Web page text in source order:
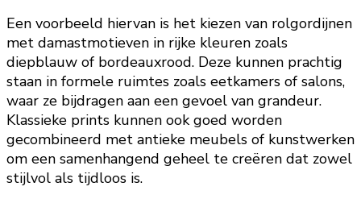
Een voorbeeld hiervan is het kiezen van rolgordijnen
met damastmotieven in rijke kleuren zoals
diepblauw of bordeauxrood. Deze kunnen prachtig
staan in formele ruimtes zoals eetkamers of salons,
waar ze bijdragen aan een gevoel van grandeur.
Klassieke prints kunnen ook goed worden
gecombineerd met antieke meubels of kunstwerken
om een samenhangend geheel te creëren dat zowel
stijlvol als tijdloos is.